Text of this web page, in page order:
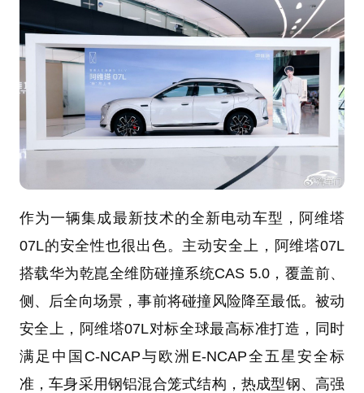
作为一辆集成最新技术的全新电动车型，阿维塔
07L的安全性也很出色。主动安全上，阿维塔07L
搭载华为乾崑全维防碰撞系统CAS 5.0，覆盖前、
侧、后全向场景，事前将碰撞风险降至最低。被动
安全上，阿维塔07L对标全球最高标准打造，同时
满足中国C-NCAP与欧洲E-NCAP全五星安全标
准，车身采用钢铝混合笼式结构，热成型钢、高强